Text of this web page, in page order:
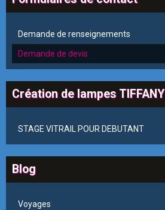
Demande de renseignements
Demande de devis
Création de lampes TIFFANY
STAGE VITRAIL POUR DEBUTANT
Blog
Voyages